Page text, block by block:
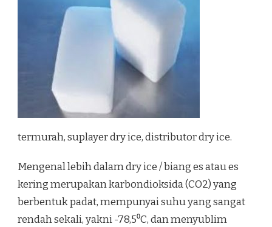
termurah, suplayer dry ice, distributor dry ice.
Mengenal lebih dalam dry ice / biang es atau es
kering merupakan karbondioksida (CO2) yang
berbentuk padat, mempunyai suhu yang sangat
rendah sekali, yakni -78,5⁰C, dan menyublim